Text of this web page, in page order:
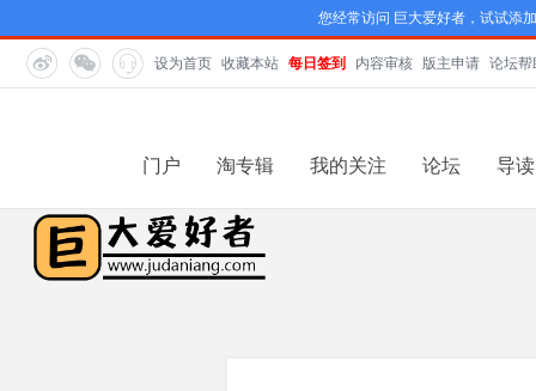
您经常访问 巨大爱好者，试试添
设为首页 收藏本站 每日签到 内容审核 版主申请 论坛帮
门户 淘专辑 我的关注 论坛 导读